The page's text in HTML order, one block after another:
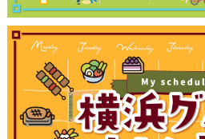
観光ガイド
ランキング